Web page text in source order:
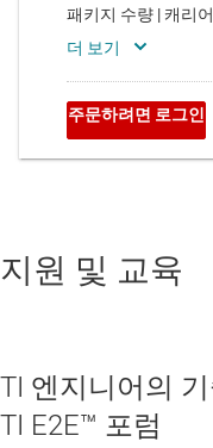
지원 및 교육
TI 엔지니어의
TI E2E™ 포럼